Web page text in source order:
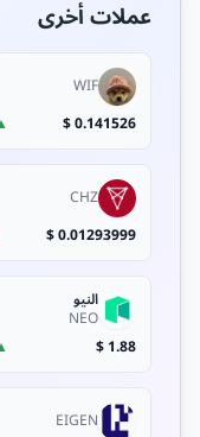
عملات أخرى
WIF
0.141526 $
CHZ
0.01293999 $
النيو
NEO
1.88 $
EIGEN